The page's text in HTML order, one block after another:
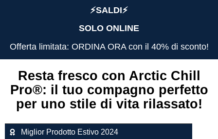
⚡️SALDI⚡️
SOLO ONLINE
Offerta limitata: ORDINA ORA con il 40% di sconto!
Resta fresco con Arctic Chill
Pro®️: il tuo compagno perfetto
per uno stile di vita rilassato!
Miglior Prodotto Estivo 2024